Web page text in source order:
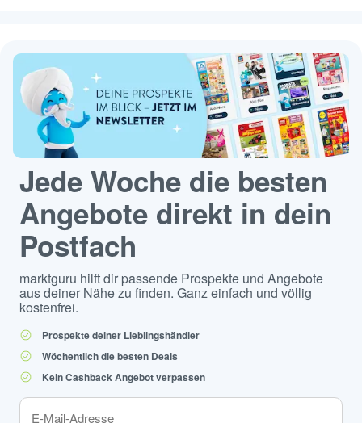
Jede Woche die besten
Angebote direkt in dein
Postfach
marktguru hilft dir passende Prospekte und Angebote
aus deiner Nähe zu finden. Ganz einfach und völlig
kostenfrei.
Prospekte deiner Lieblingshändler
Wöchentlich die besten Deals
Kein Cashback Angebot verpassen